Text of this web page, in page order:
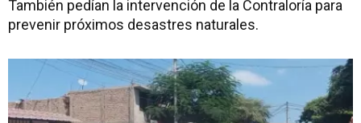
También pedían la intervención de la Contraloría para
prevenir próximos desastres naturales.